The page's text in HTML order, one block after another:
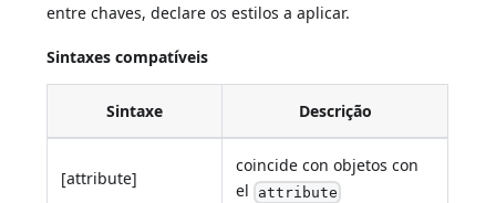
entre chaves, declare os estilos a aplicar.
Sintaxes compatíveis
Sintaxe Descrição
[attribute]
coincide con objetos con
el attribute